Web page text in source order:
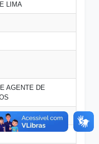
LIMA
AGENTE DE